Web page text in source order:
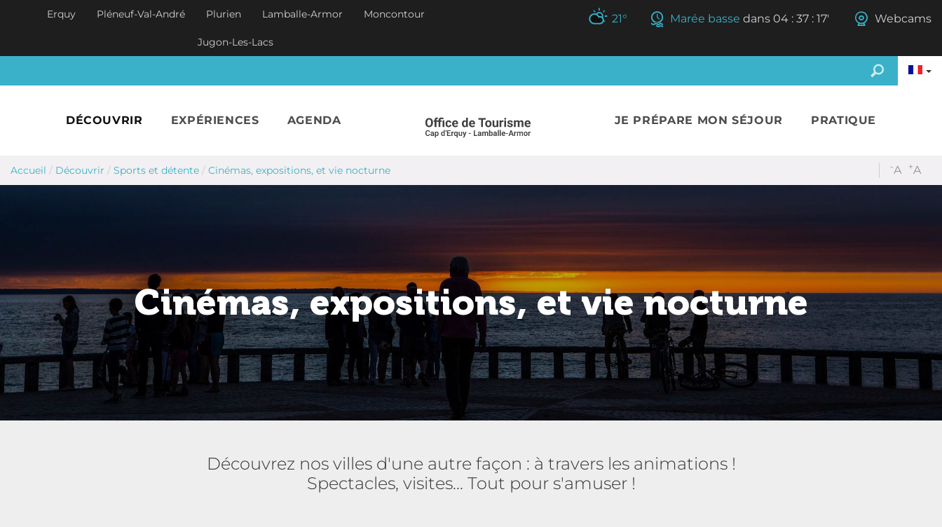
Aller au contenu principal
Erquy Pléneuf-Val-André Plurien Lamballe-Armor Moncontour
Jugon-Les-Lacs
21° Marée basse dans 04 : 37 : 17' Webcams
DÉCOUVRIR EXPÉRIENCES AGENDA JE PRÉPARE MON SÉJOUR PRATIQUE
Accueil / Découvrir / Sports et détente / Cinémas, expositions, et vie nocturne -A +A
Cinémas, expositions, et vie nocturne
Découvrez nos villes d'une autre façon : à travers les animations !
Spectacles, visites... Tout pour s'amuser !